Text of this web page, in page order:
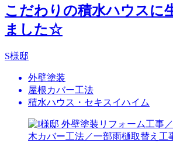
こだわりの積水ハウスに
ました☆
S様邸
外壁塗装
屋根カバー工法
積水ハウス・セキスイハイム